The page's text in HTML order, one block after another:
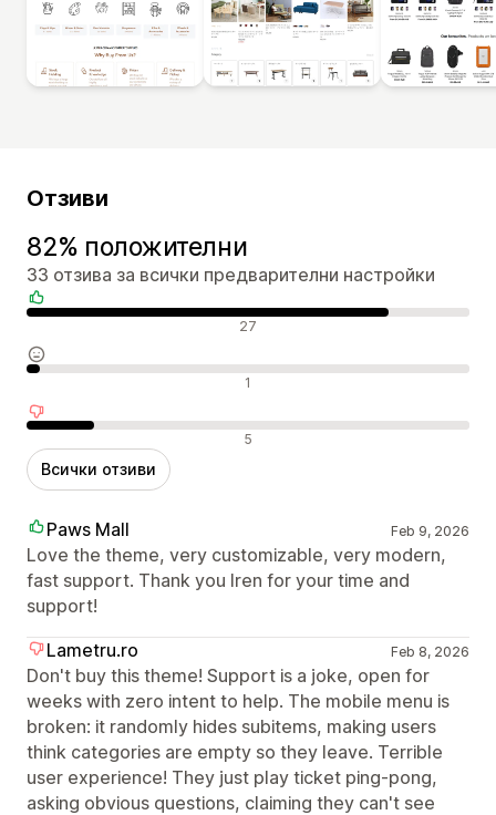
Отзиви
82% положителни
33 отзива за всички предварителни настройки
Положителни отзиви 27
Неутрални отзиви 1
Отрицателни отзиви 5
Всички отзиви
Paws Mall Feb 9, 2026
Love the theme, very customizable, very modern,
fast support. Thank you Iren for your time and
support!
Lametru.ro
Feb 8, 2026
Don't buy this theme! Support is a joke, open for
weeks with zero intent to help. The mobile menu is
broken: it randomly hides subitems, making users
think categories are empty so they leave. Terrible
user experience! They just play ticket ping-pong,
asking obvious questions, claiming they can't see